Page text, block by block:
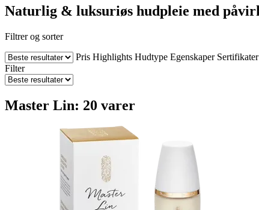
Naturlig & luksuriøs hudpleie med
Filtrer og sorter
Pris Highlights Hudtype Egenskaper Sertifikater
Filter
Master Lin: 20 varer